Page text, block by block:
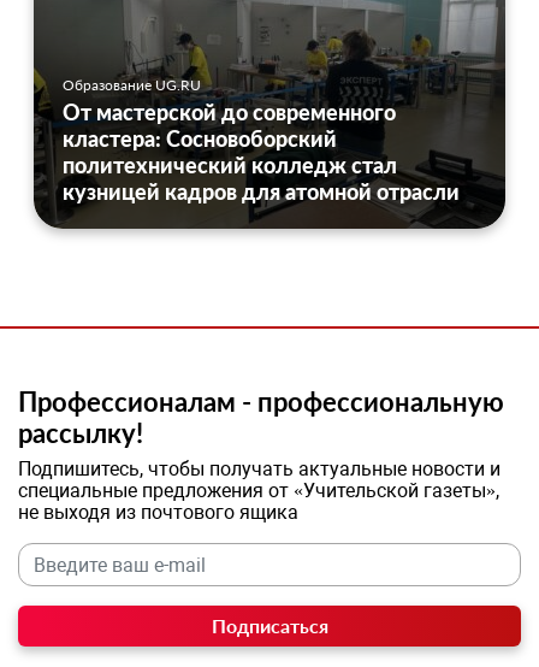
Образование UG.RU
От мастерской до современного
кластера: Сосновоборский
политехнический колледж стал
кузницей кадров для атомной отрасли
Профессионалам - профессиональную
рассылку!
Подпишитесь, чтобы получать актуальные новости и
специальные предложения от «Учительской газеты»,
не выходя из почтового ящика
Подписаться